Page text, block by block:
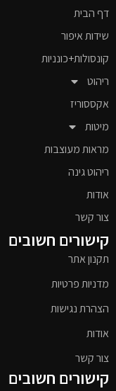
דף הבית
שידות איפור
קונסולות+כונניות
ריהוט
אקססוריז
מיטות
מראות מעוצבות
ריהוט גינה
אודות
צור קשר
קישורים חשובים
תקנון אתר
מדניות פרטיות
הצהרת נגישות
אודות
צור קשר
קישורים חשובים